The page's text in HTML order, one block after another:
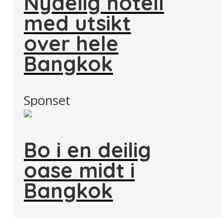
med utsikt
over hele
Bangkok
Sponset
Bo i en deilig
oase midt i
Bangkok